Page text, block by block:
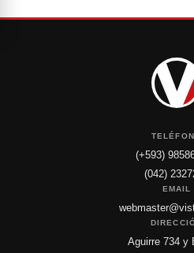
(+593)
(042)
EMAIL
Aguirre 734 y